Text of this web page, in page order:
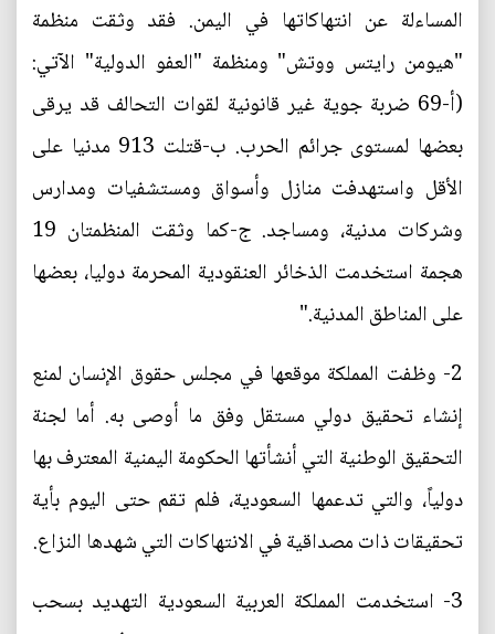
المساءلة عن انتهاكاتها في اليمن. فقد وثقت منظمة
"هيومن رايتس ووتش" ومنظمة "العفو الدولية" الآتي:
(أ-69 ضربة جوية غير قانونية لقوات التحالف قد يرقى
بعضها لمستوى جرائم الحرب. ب-قتلت 913 مدنيا على
الأقل واستهدفت منازل وأسواق ومستشفيات ومدارس
وشركات مدنية، ومساجد. ج-كما وثقت المنظمتان 19
هجمة استخدمت الذخائر العنقودية المحرمة دوليا، بعضها
على المناطق المدنية."
2- وظفت المملكة موقعها في مجلس حقوق الإنسان لمنع
إنشاء تحقيق دولي مستقل وفق ما أوصى به. أما لجنة
التحقيق الوطنية التي أنشأتها الحكومة اليمنية المعترف بها
دولياً، والتي تدعمها السعودية، فلم تقم حتى اليوم بأية
تحقيقات ذات مصداقية في الانتهاكات التي شهدها النزاع.
3- استخدمت المملكة العربية السعودية التهديد بسحب